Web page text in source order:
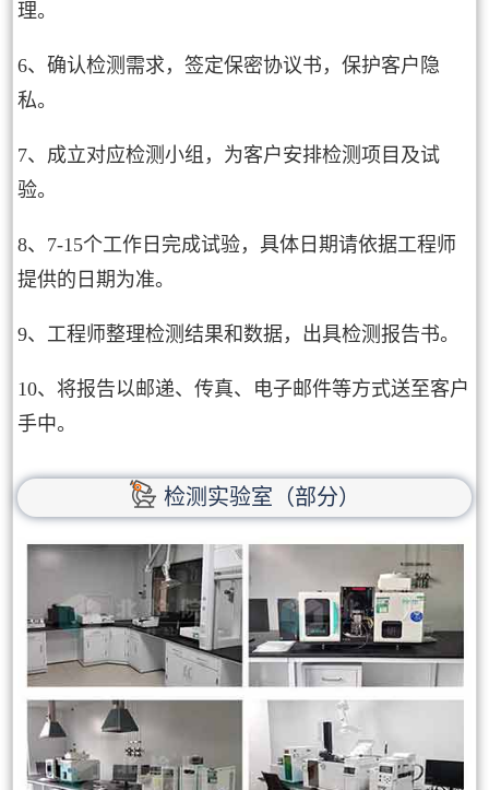
理。
6、确认检测需求，签定保密协议书，保护客户隐
私。
7、成立对应检测小组，为客户安排检测项目及试
验。
8、7-15个工作日完成试验，具体日期请依据工程师
提供的日期为准。
9、工程师整理检测结果和数据，出具检测报告书。
10、将报告以邮递、传真、电子邮件等方式送至客户
手中。
检测实验室（部分）